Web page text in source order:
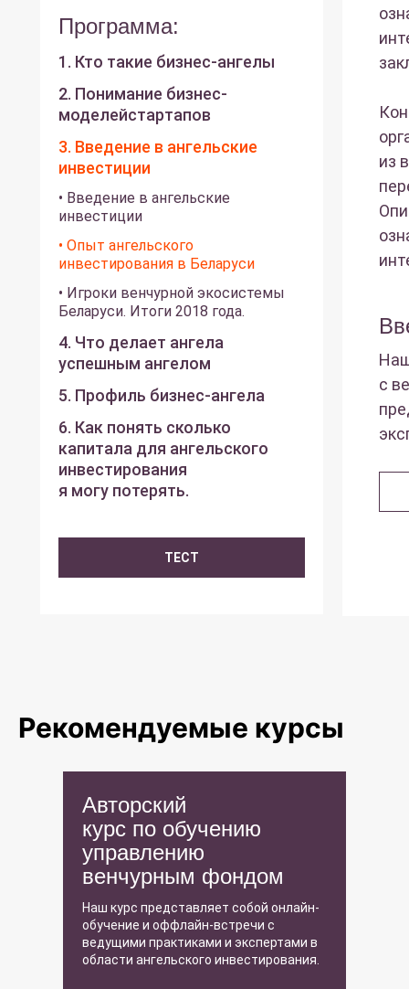
Программа:
1. Кто такие бизнес-ангелы
ТЕСТ
2. Понимание бизнес-
моделейстартапов
3. Введение в ангельские
инвестиции
• Введение в ангельские
инвестиции
• Опыт ангельского
инвестирования в Беларуси
• Игроки венчурной экосистемы
Беларуси. Итоги 2018 года.
4. Что делает ангела
успешным ангелом
5. Профиль бизнес-ангела
6. Как понять сколько
капитала для ангельского
инвестирования
я могу потерять.
из
с
Рекомендуемые курсы
Наш курс представляет собой онлайн-
обучение и оффлайн-встречи с
ведущими практиками и экспертами в
области ангельского инвестирования.
Авторский
курс по обучению
управлению
венчурным фондом